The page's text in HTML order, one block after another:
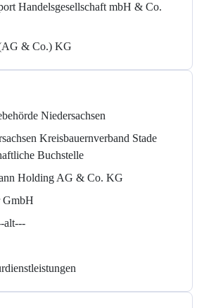
Handelsgesellschaft mbH & Co.
& Co.) KG
Niedersachsen
Kreisbauernverband Stade
Buchstelle
Holding AG & Co. KG
GmbH
alt---